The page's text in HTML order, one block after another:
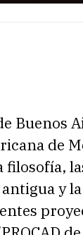
Buenos
de
filosofía,
y la